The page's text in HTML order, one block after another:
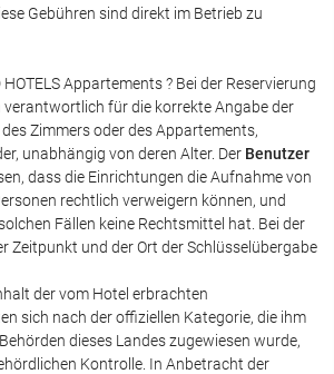
Gebühren sind direkt im Betrieb zu
HOTELS Appartements ? Bei der Reservierung
verantwortlich für die korrekte Angabe der
Zimmers oder des Appartements,
unabhängig von deren Alter. Der Benutzer
dass die Einrichtungen die Aufnahme von
rechtlich verweigern können, und
Fällen keine Rechtsmittel hat. Bei der
Zeitpunkt und der Ort der Schlüsselübergabe
der vom Hotel erbrachten
sich nach der offiziellen Kategorie, die ihm
dieses Landes zugewiesen wurde,
Kontrolle. In Anbetracht der